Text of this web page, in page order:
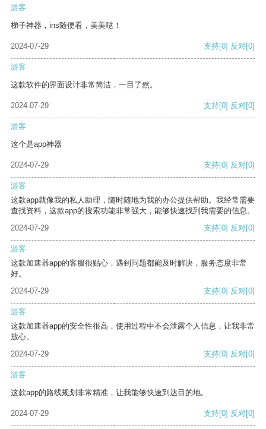
游客
梯子神器，ins随便看，美美哒！
2024-07-29 支持[0] 反对[0]
游客
这款软件的界面设计非常简洁，一目了然。
2024-07-29 支持[0] 反对[0]
游客
这个是app神器
2024-07-29 支持[0] 反对[0]
游客
这款app就像我的私人助理，随时随地为我的办公提供帮助。我经常需要
查找资料，这款app的搜索功能非常强大，能够快速找到我需要的信息。
2024-07-29
支持[0] 反对[0]
游客
这款加速器app的客服很贴心，遇到问题都能及时解决，服务态度非常
好。
2024-07-29
支持[0] 反对[0]
游客
这款加速器app的安全性很高，使用过程中不会泄露个人信息，让我非常
放心。
2024-07-29
支持[0] 反对[0]
游客
这款app的路线规划非常精准，让我能够快速到达目的地。
2024-07-29 支持[0] 反对[0]